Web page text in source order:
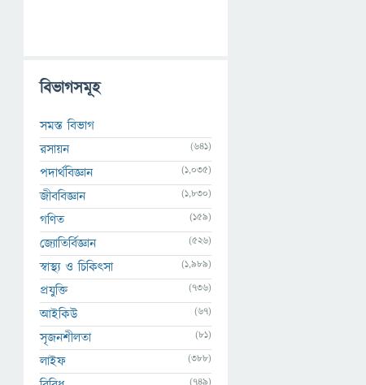
বিভাগসমূহ
সমস্ত বিভাগ
রসায়ন
(641)
পদার্থবিজ্ঞান (1,035)
জীববিজ্ঞান (1,830)
গণিত (159)
জ্যোতির্বিজ্ঞান (526)
স্বাস্থ্য ও চিকিৎসা (1,989)
প্রযুক্তি (736)
আইকিউ (67)
সৃজনশীলতা (81)
লাইফ (388)
(749)